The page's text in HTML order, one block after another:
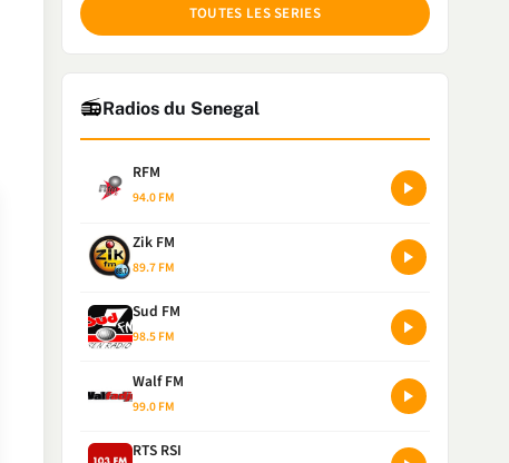
TOUTES LES SERIES
📻Radios du Senegal
RFM
94.0 FM
Zik FM
89.7 FM
Sud FM
98.5 FM
Walf FM
99.0 FM
RTS RSI